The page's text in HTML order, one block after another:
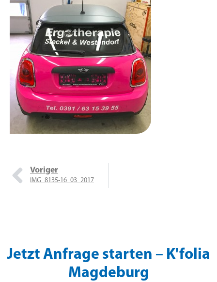
Voriger
IMG_8135-16_03_2017
Jetzt Anfrage starten – K'folia
Magdeburg